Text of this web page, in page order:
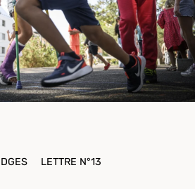
DGES LETTRE N°13